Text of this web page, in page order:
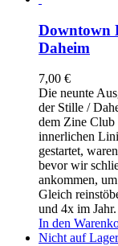
Downtown
Daheim
7,00 €
Die neunte
der Stille /
dem Zine Club
innerlichen
gestartet,
bevor wir
ankommen,
Gleich
und 4x im
In den
Nicht auf Lager